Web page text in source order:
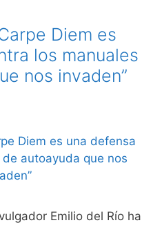
Diem es
los manuales
nos invaden”
Emilio del Río ha